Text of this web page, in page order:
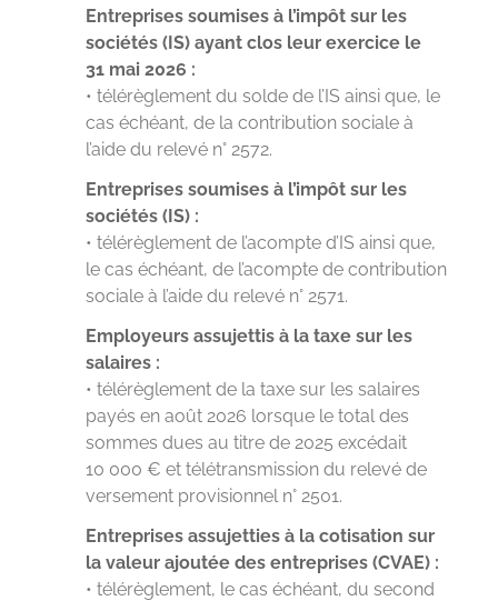
Entreprises soumises à l’impôt sur les
sociétés (IS) ayant clos leur exercice le
31 mai 2026 :
• télérèglement du solde de l’IS ainsi que, le
cas échéant, de la contribution sociale à
l’aide du relevé n° 2572.
Entreprises soumises à l’impôt sur les
sociétés (IS) :
• télérèglement de l’acompte d’IS ainsi que,
le cas échéant, de l’acompte de contribution
sociale à l’aide du relevé n° 2571.
Employeurs assujettis à la taxe sur les
salaires :
• télérèglement de la taxe sur les salaires
payés en août 2026 lorsque le total des
sommes dues au titre de 2025 excédait
10 000 € et télétransmission du relevé de
versement provisionnel n° 2501.
Entreprises assujetties à la cotisation sur
la valeur ajoutée des entreprises (CVAE) :
• télérèglement, le cas échéant, du second